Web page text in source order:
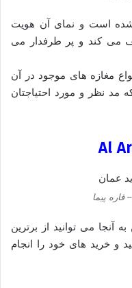
شده است و نمای آن هویت
می کند و پر طرفدار می
مغازه های موجود در آن
مد نظر و مورد احتیاجتان
Al
قاره پیما
آنجا می توانید از برترین
و خرید های خود را انجام